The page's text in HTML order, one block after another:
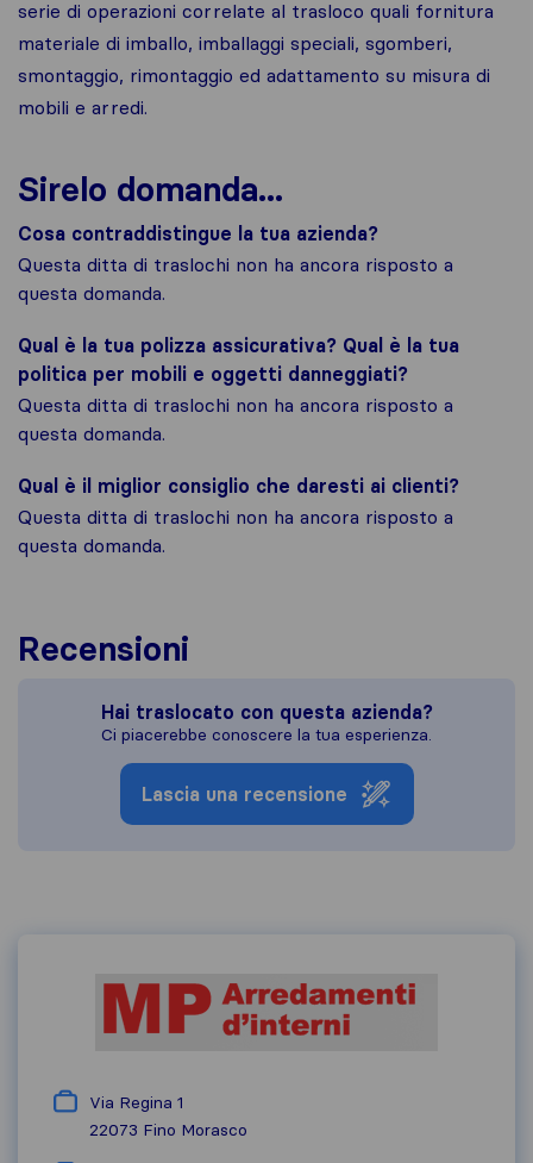
serie di operazioni correlate al trasloco quali fornitura
materiale di imballo, imballaggi speciali, sgomberi,
smontaggio, rimontaggio ed adattamento su misura di
mobili e arredi.
Sirelo domanda...
Cosa contraddistingue la tua azienda?
Questa ditta di traslochi non ha ancora risposto a
questa domanda.
Qual è la tua polizza assicurativa? Qual è la tua
politica per mobili e oggetti danneggiati?
Questa ditta di traslochi non ha ancora risposto a
questa domanda.
Qual è il miglior consiglio che daresti ai clienti?
Questa ditta di traslochi non ha ancora risposto a
questa domanda.
Recensioni
Hai traslocato con questa azienda?
Ci piacerebbe conoscere la tua esperienza.
Lascia una recensione
Via Regina 1
22073 Fino Morasco